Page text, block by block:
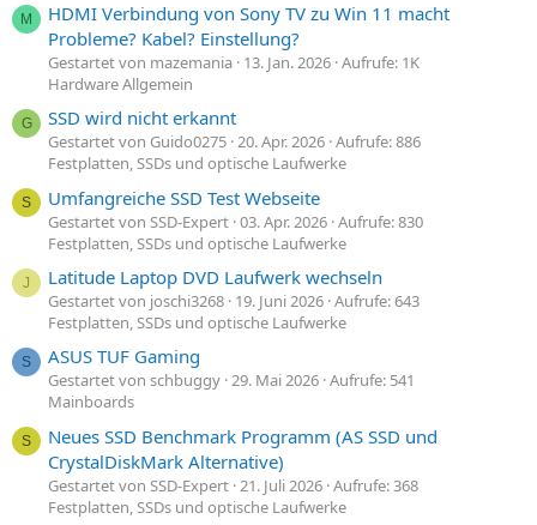
M
HDMI Verbindung von Sony TV zu Win 11 macht
Probleme? Kabel? Einstellung?
Gestartet von mazemania 13. Jan. 2026 Aufrufe: 1K
Hardware Allgemein
G SSD wird nicht erkannt
Gestartet von Guido0275 20. Apr. 2026 Aufrufe: 886
Festplatten, SSDs und optische Laufwerke
S Umfangreiche SSD Test Webseite
Gestartet von SSD-Expert 03. Apr. 2026 Aufrufe: 830
Festplatten, SSDs und optische Laufwerke
J Latitude Laptop DVD Laufwerk wechseln
Gestartet von joschi3268 19. Juni 2026 Aufrufe: 643
Festplatten, SSDs und optische Laufwerke
S ASUS TUF Gaming
Gestartet von schbuggy 29. Mai 2026 Aufrufe: 541
Mainboards
S
Neues SSD Benchmark Programm (AS SSD und
CrystalDiskMark Alternative)
Gestartet von SSD-Expert 21. Juli 2026 Aufrufe: 368
Festplatten, SSDs und optische Laufwerke